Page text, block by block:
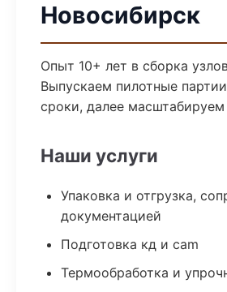
Новосибирск
Опыт 10+ лет в сборка
Выпускаем пилотные
сроки, далее
Наши услуги
Упаковка и отгрузка,
документацией
Подготовка кд и cam
Термообработка и